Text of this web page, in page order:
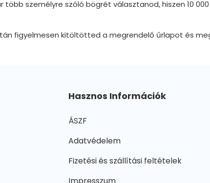
több személyre szóló bögrét választanod, hiszen 10
figyelmesen kitöltötted a megrendelő űrlapot és
Hasznos Információk
ÁSZF
Adatvédelem
Fizetési és szállítási feltételek